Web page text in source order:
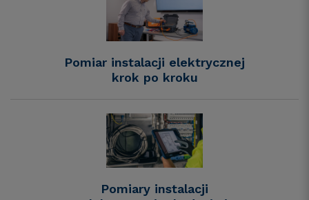
Pomiar instalacji elektrycznej
krok po kroku
Pomiary instalacji